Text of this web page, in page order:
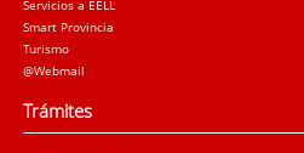
Servicios a EELL
Smart Provincia
Turismo
@Webmail
Trámites